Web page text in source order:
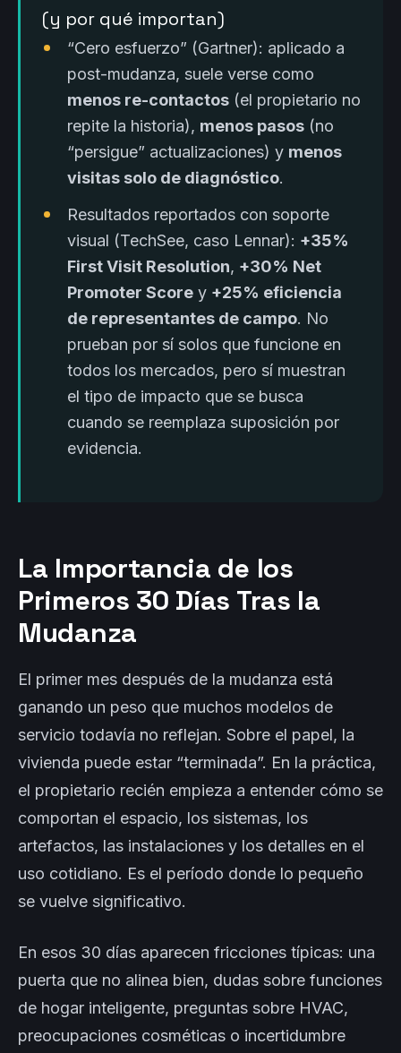
(y por qué importan)
“Cero esfuerzo” (Gartner): aplicado a
post-mudanza, suele verse como
menos re-contactos (el propietario no
repite la historia), menos pasos (no
“persigue” actualizaciones) y menos
visitas solo de diagnóstico.
Resultados reportados con soporte
visual (TechSee, caso Lennar): +35%
First Visit Resolution, +30% Net
Promoter Score y +25% eficiencia
de representantes de campo. No
prueban por sí solos que funcione en
todos los mercados, pero sí muestran
el tipo de impacto que se busca
cuando se reemplaza suposición por
evidencia.
La Importancia de los
Primeros 30 Días Tras la
Mudanza
El primer mes después de la mudanza está
ganando un peso que muchos modelos de
servicio todavía no reflejan. Sobre el papel, la
vivienda puede estar “terminada”. En la práctica,
el propietario recién empieza a entender cómo se
comportan el espacio, los sistemas, los
artefactos, las instalaciones y los detalles en el
uso cotidiano. Es el período donde lo pequeño
se vuelve significativo.
En esos 30 días aparecen fricciones típicas: una
puerta que no alinea bien, dudas sobre funciones
de hogar inteligente, preguntas sobre HVAC,
preocupaciones cosméticas o incertidumbre